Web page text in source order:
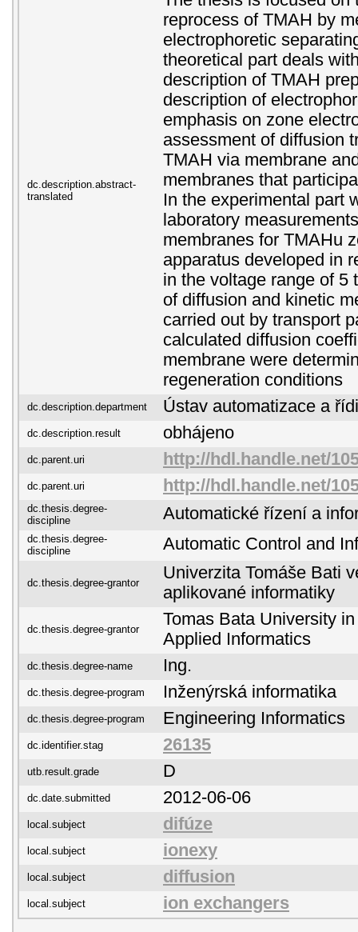
dc.description.abstract-
translated
reprocess of TMAH by
electrophoretic
theoretical part deals
description of TMAH
description of
emphasis on zone
assessment of diffusion
TMAH via membrane
membranes that
In the experimental part
laboratory
membranes for TMAHu
apparatus developed in
in the voltage range of 5
of diffusion and kinetic
carried out by transport
calculated diffusion
membrane were
regeneration conditions
dc.description.department Ústav automatizace a
dc.description.result obhájeno
dc.parent.uri http://hdl.handle.net/
dc.parent.uri http://hdl.handle.net/
dc.thesis.degree-
discipline
Automatické řízení a
dc.thesis.degree-
discipline
Automatic Control and
dc.thesis.degree-grantor
Univerzita Tomáše Bati
aplikované informatiky
dc.thesis.degree-grantor
Tomas Bata University
Applied Informatics
dc.thesis.degree-name Ing.
dc.thesis.degree-program Inženýrská informatika
dc.thesis.degree-program Engineering Informatics
dc.identifier.stag 26135
utb.result.grade D
dc.date.submitted 2012-06-06
local.subject difúze
local.subject ionexy
local.subject diffusion
local.subject ion exchangers